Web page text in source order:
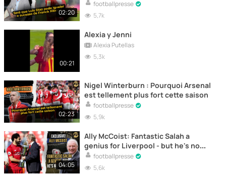
02:20
Ribéry no Bayern de Munique?
footballpresse
5,7k
00:21
Alexia y Jenni
Alexia Putellas
5,3k
02:23
Nigel Winterburn : Pourquoi Arsenal
est tellement plus fort cette saison
footballpresse
5,9k
04:05
Ally McCoist: Fantastic Salah a
genius for Liverpool - but he's no
Dalglish!
footballpresse
5,6k